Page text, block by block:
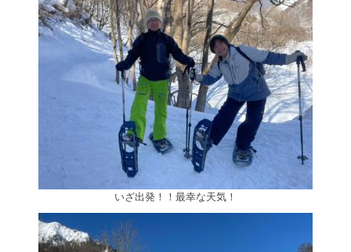
いざ出発！！最幸な天気！